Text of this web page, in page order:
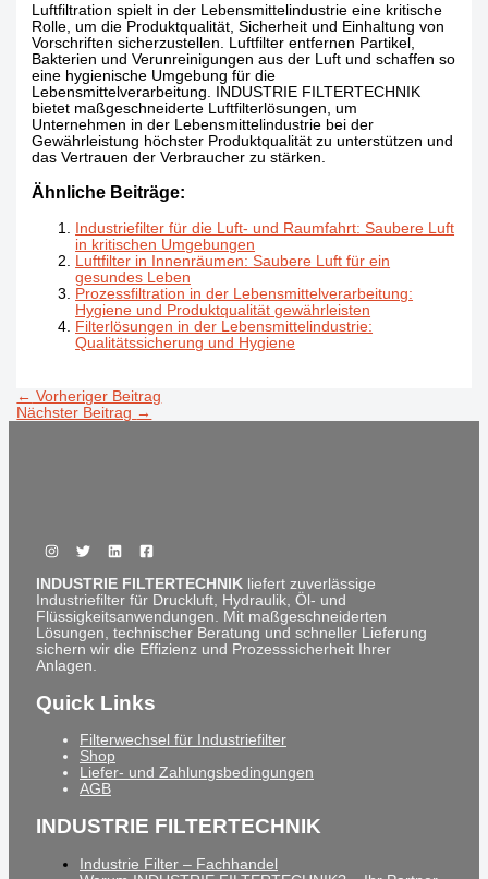
Luftfiltration spielt in der Lebensmittelindustrie eine kritische
Rolle, um die Produktqualität, Sicherheit und Einhaltung von
Vorschriften sicherzustellen. Luftfilter entfernen Partikel,
Bakterien und Verunreinigungen aus der Luft und schaffen so
eine hygienische Umgebung für die
Lebensmittelverarbeitung. INDUSTRIE FILTERTECHNIK
bietet maßgeschneiderte Luftfilterlösungen, um
Unternehmen in der Lebensmittelindustrie bei der
Gewährleistung höchster Produktqualität zu unterstützen und
das Vertrauen der Verbraucher zu stärken.
Ähnliche Beiträge:
Industriefilter für die Luft- und Raumfahrt: Saubere Luft
in kritischen Umgebungen
Luftfilter in Innenräumen: Saubere Luft für ein
gesundes Leben
Prozessfiltration in der Lebensmittelverarbeitung:
Hygiene und Produktqualität gewährleisten
Filterlösungen in der Lebensmittelindustrie:
Qualitätssicherung und Hygiene
← Vorheriger Beitrag
Nächster Beitrag →
INDUSTRIE FILTERTECHNIK liefert zuverlässige
Industriefilter für Druckluft, Hydraulik, Öl- und
Flüssigkeitsanwendungen. Mit maßgeschneiderten
Lösungen, technischer Beratung und schneller Lieferung
sichern wir die Effizienz und Prozesssicherheit Ihrer
Anlagen.
Quick Links
Filterwechsel für Industriefilter
Shop
Liefer- und Zahlungsbedingungen
AGB
INDUSTRIE FILTERTECHNIK
Industrie Filter – Fachhandel